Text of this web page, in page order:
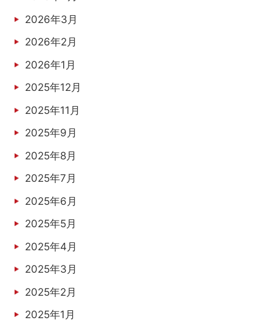
2026年3月
2026年2月
2026年1月
2025年12月
2025年11月
2025年9月
2025年8月
2025年7月
2025年6月
2025年5月
2025年4月
2025年3月
2025年2月
2025年1月